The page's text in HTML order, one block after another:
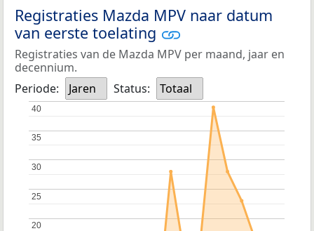
Registraties Mazda MPV naar datum
van eerste toelating
Registraties van de Mazda MPV per maand, jaar en
decennium.
Periode:
Jaren Status: Totaal
20
20
25
25
30
30
35
35
40
40